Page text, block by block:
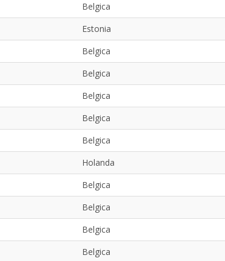
Belgica
Estonia
Belgica
Belgica
Belgica
Belgica
Belgica
Holanda
Belgica
Belgica
Belgica
Belgica